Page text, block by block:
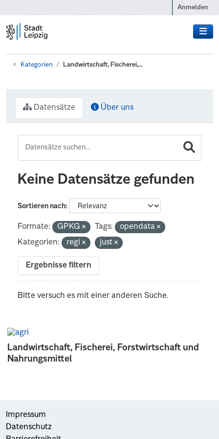
Anmelden
Kategorien Landwirtschaft, Fischerei,...
Landwirtschaft, Fischerei, Forstwirtschaft und
Nahrungsmittel
Datensätze Über uns
Keine Datensätze gefunden
Sortieren nach
Formate: GPKG Tags:
opendata
Kategorien:
regi just
Ergebnisse filtern
Bitte versuch es mit einer anderen Suche.
Impressum
Datenschutz